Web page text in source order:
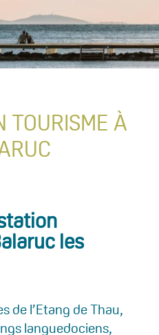
TOURISME À
les
de l’Etang de Thau,
languedociens,